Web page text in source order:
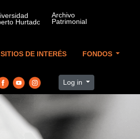
SITIOS DE INTERÉS FONDOS
Log in